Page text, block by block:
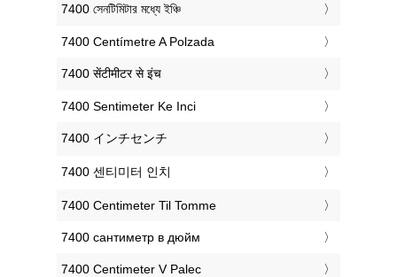
‎7400 সেনটিমিটার মধ্যে ইঞ্চি
‎7400 Centímetre A Polzada
‎7400 सेंटीमीटर से इंच
‎7400 Sentimeter Ke Inci
‎7400 インチセンチ
‎7400 센티미터 인치
‎7400 Centimeter Til Tomme
‎7400 сантиметр в дюйм
‎7400 Centimeter V Palec